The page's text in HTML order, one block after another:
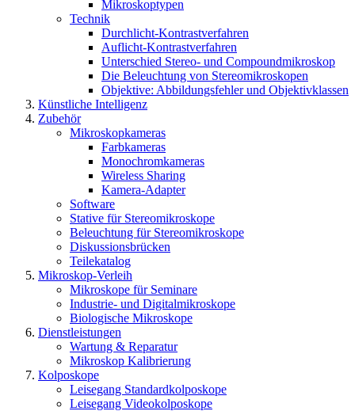
Mikroskoptypen
Technik
Durchlicht-Kontrastverfahren
Auflicht-Kontrastverfahren
Unterschied Stereo- und Compoundmikroskop
Die Beleuchtung von Stereomikroskopen
Objektive: Abbildungsfehler und Objektivklassen
Künstliche Intelligenz
Zubehör
Mikroskopkameras
Farbkameras
Monochromkameras
Wireless Sharing
Kamera-Adapter
Software
Stative für Stereomikroskope
Beleuchtung für Stereomikroskope
Diskussionsbrücken
Teilekatalog
Mikroskop-Verleih
Mikroskope für Seminare
Industrie- und Digitalmikroskope
Biologische Mikroskope
Dienstleistungen
Wartung & Reparatur
Mikroskop Kalibrierung
Kolposkope
Leisegang Standardkolposkope
Leisegang Videokolposkope